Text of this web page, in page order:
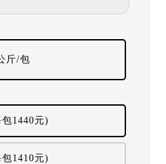
斤/包
1440元)
1410元)